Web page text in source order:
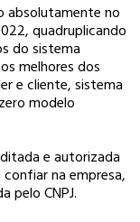
absolutamente no
quadruplicando
do sistema
melhores dos
e cliente, sistema
modelo
e autorizada
na empresa,
pelo CNPJ.